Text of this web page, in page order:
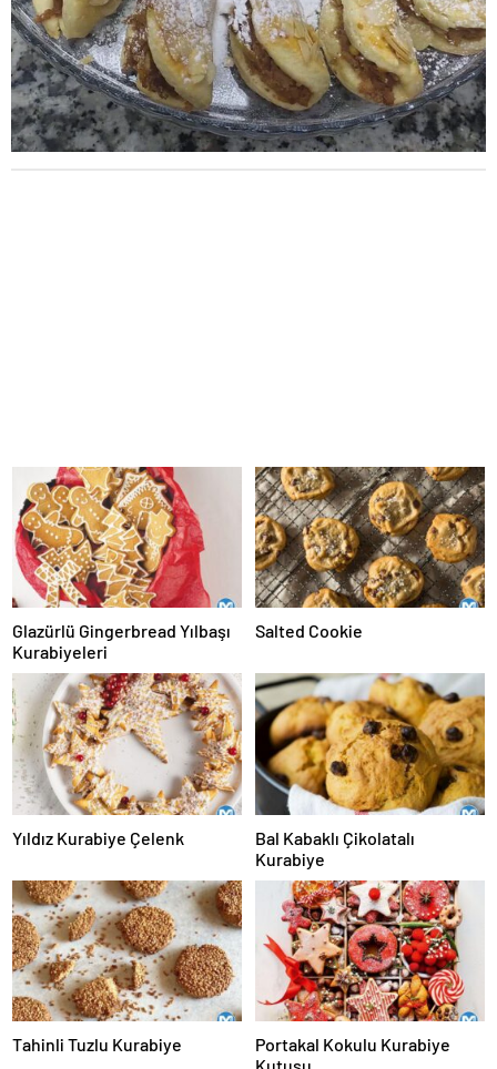
Glazürlü Gingerbread Yılbaşı
Kurabiyeleri
Salted Cookie
Yıldız Kurabiye Çelenk
Bal Kabaklı Çikolatalı
Kurabiye
Tahinli Tuzlu Kurabiye
Portakal Kokulu Kurabiye